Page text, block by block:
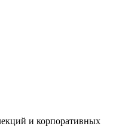
и корпоративных